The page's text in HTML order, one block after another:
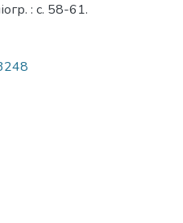
: с. 58-61.